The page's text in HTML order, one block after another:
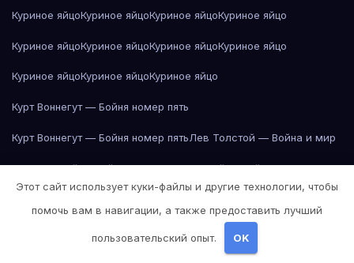
Куриное яйцоКуриное яйцоКуриное яйцоКуриное яйцо
Куриное яйцоКуриное яйцоКуриное яйцоКуриное яйцо
Куриное яйцоКуриное яйцоКуриное яйцо
Курт Воннегут — Бойня номер пять
Курт Воннегут — Бойня номер пятьЛев Толстой — Война и мир
Лев Толстой — Война и мирЛев Толстой — Война и мир
Этот сайт использует куки-файлы и другие технологии, чтобы
помочь вам в навигации, а также предоставить лучший
пользовательский опыт. OK